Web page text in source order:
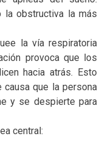
la obstructiva la más
la vía respiratoria
provoca que los
hacia atrás. Esto
causa que la persona
y se despierte para
central: